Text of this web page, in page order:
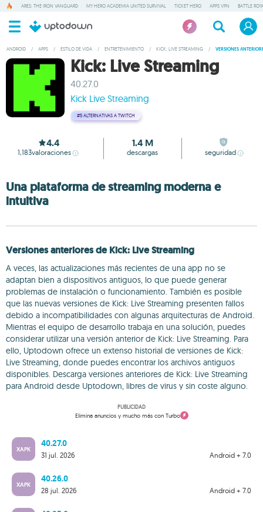
ARES: THE IRON VANGUARD MY HERO ACADEMIA UNITED SURVIVAL TICKET HERO APPS VPN BATTLE
ANDROID / APPS / ESTILO DE VIDA / ENTRETENIMIENTO / KICK: LIVE STREAMING / VERSIONES
Kick: Live Streaming
40.27.0
Kick Live Streaming
#5 ALTERNATIVAS A TWITCH
4.4
1,183valoraciones
1.4 M
descargas seguridad
Una plataforma de streaming moderna e
intuitiva
Versiones anteriores de Kick: Live Streaming
A veces, las actualizaciones más recientes de una app no se
adaptan bien a dispositivos antiguos, lo que puede generar
problemas de instalación o funcionamiento. También es posible
que las nuevas versiones de Kick: Live Streaming presenten fallos
debido a incompatibilidades con algunas arquitecturas de Android.
Mientras el equipo de desarrollo trabaja en una solución, puedes
considerar utilizar una versión anterior de Kick: Live Streaming. Para
ello, Uptodown ofrece un extenso historial de versiones de Kick:
Live Streaming, donde puedes encontrar los archivos antiguos
disponibles. Descarga versiones anteriores de Kick: Live Streaming
para Android desde Uptodown, libres de virus y sin coste alguno.
PUBLICIDAD
Elimina anuncios y mucho más con Turbo
XAPK
40.27.0
Android + 7.0
31 jul. 2026
XAPK
40.26.0
Android + 7.0
28 jul. 2026